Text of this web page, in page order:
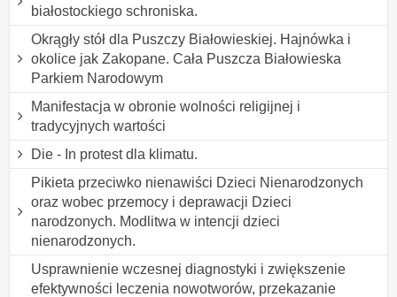
białostockiego schroniska.
Okrągły stół dla Puszczy Białowieskiej. Hajnówka i
okolice jak Zakopane. Cała Puszcza Białowieska
Parkiem Narodowym
Manifestacja w obronie wolności religijnej i
tradycyjnych wartości
Die - In protest dla klimatu.
Pikieta przeciwko nienawiści Dzieci Nienarodzonych
oraz wobec przemocy i deprawacji Dzieci
narodzonych. Modlitwa w intencji dzieci
nienarodzonych.
Usprawnienie wczesnej diagnostyki i zwiększenie
efektywności leczenia nowotworów, przekazanie